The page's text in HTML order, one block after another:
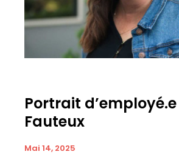
Portrait
Fauteux
Mai 14, 2025